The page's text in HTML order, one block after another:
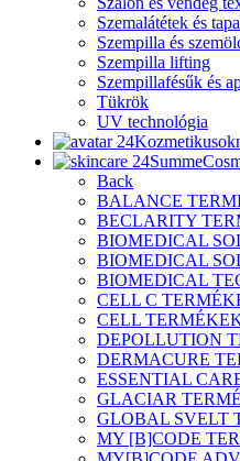
Szemalátétek és
Szempilla és
Szempilla lifting
Szempillafésűk és
Tükrök
UV technológia
Back
BALANCE
BECLARITY
BIOMEDICAL
BIOMEDICAL
BIOMEDICAL
CELL C
CELL
DEPOLLUTION
DERMACURE
ESSENTIAL
GLACIAR
GLOBAL SVELT
MY [B]CODE